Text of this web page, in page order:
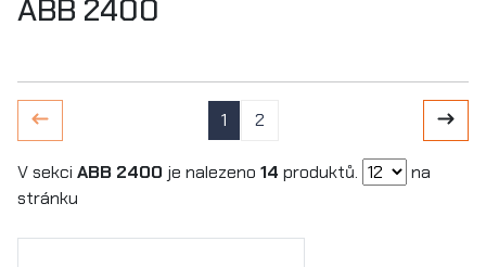
ABB 2400
1 2
V sekci ABB 2400 je nalezeno 14 produktů.
na
stránku